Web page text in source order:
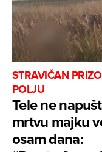
STRAVIČAN
POLJU
Tele ne
mrtvu majku
osam dana: